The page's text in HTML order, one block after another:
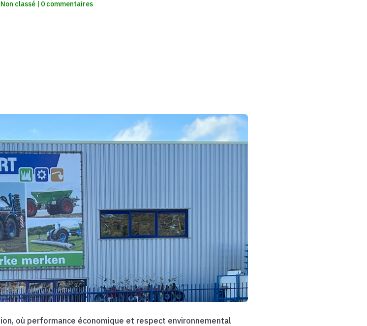
Non classé| 0 commentaires
où performance économique et respect environnemental